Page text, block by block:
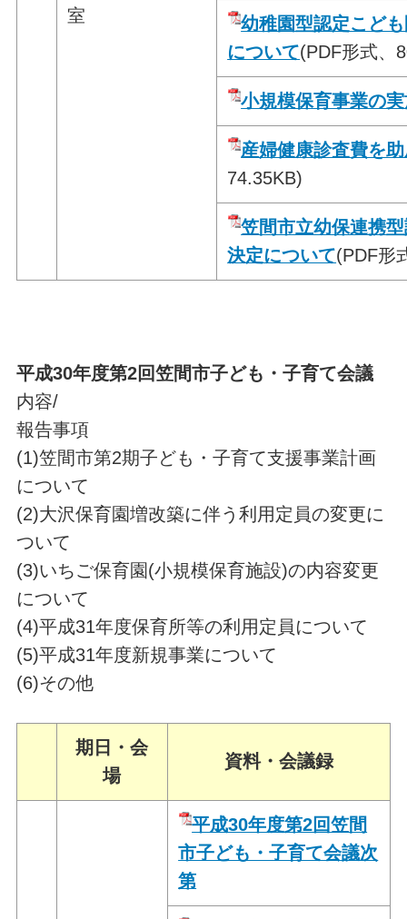
室
幼稚園型認定こど
について(PDF形式、
小規模保育事業の
産婦健康診査費を
74.35KB)
笠間市立幼保連携
決定について(PDF形
平成30年度第2回笠間市子ども・子育て会議
内容/
報告事項
(1)笠間市第2期子ども・子育て支援事業計画
について
(2)大沢保育園増改築に伴う利用定員の変更に
ついて
(3)いちご保育園(小規模保育施設)の内容変更
について
(4)平成31年度保育所等の利用定員について
(5)平成31年度新規事業について
(6)その他
期日・会
場
資料・会議録
平成30年度第2回笠間
市子ども・子育て会議次
第